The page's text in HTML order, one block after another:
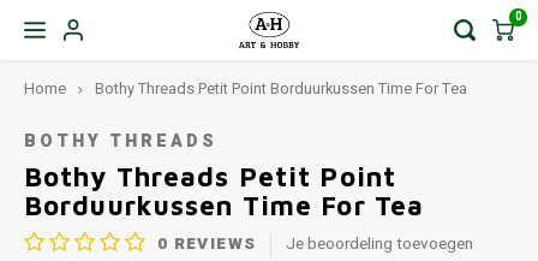
0
Home Bothy Threads Petit Point Borduurkussen Time For Tea
BOTHY THREADS
Bothy Threads Petit Point
Borduurkussen Time For Tea
0 REVIEWS Je beoordeling toevoegen